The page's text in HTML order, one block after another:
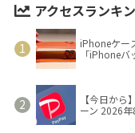
アクセスランキ
iPhoneケー
「iPhoneバ
【今日か
ーン 2026